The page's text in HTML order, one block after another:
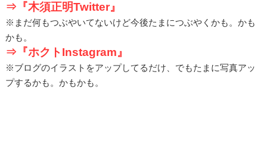
⇒『木須正明Twitter』
※まだ何もつぶやいてないけど今後たまにつぶやくかも。かも
かも。
⇒『ホクトInstagram』
※ブログのイラストをアップしてるだけ、でもたまに写真アッ
プするかも。かもかも。